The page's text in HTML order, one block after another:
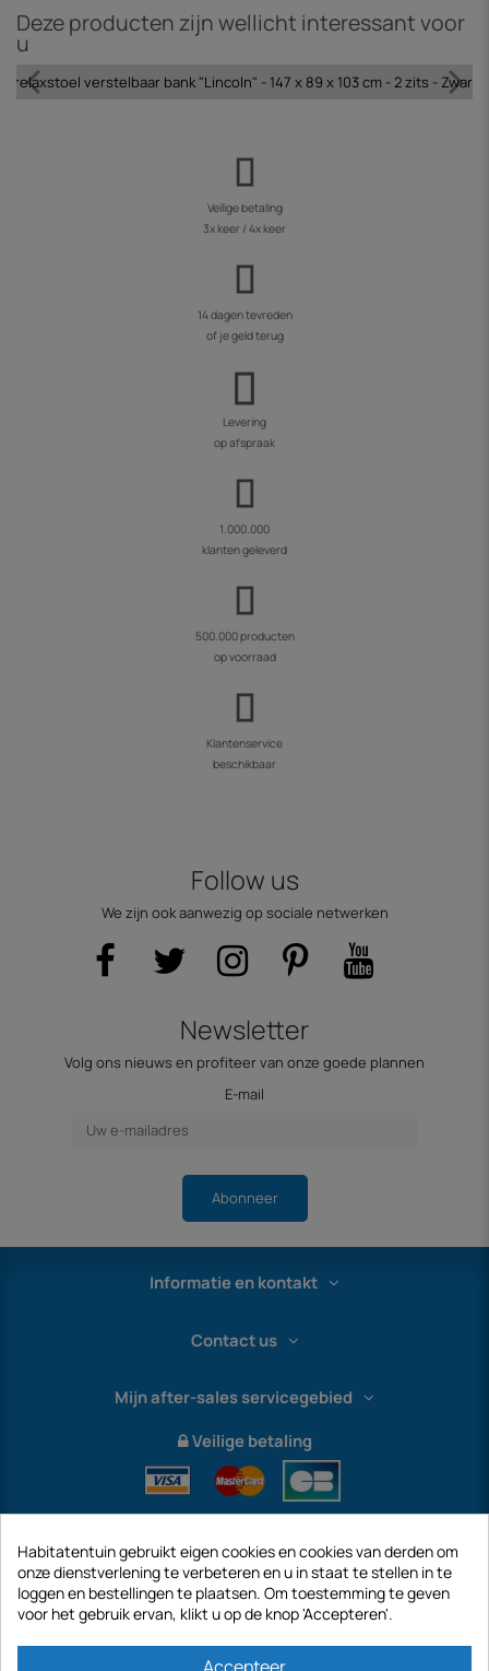
Deze producten zijn wellicht interessant voor
u
relaxstoel verstelbaar bank "Lincoln" - 147 x 89 x 103 cm - 2 zits - Zwart
Veilige betaling
3x keer / 4x keer
14 dagen tevreden
of je geld terug
Levering
op afspraak
1.000.000
klanten geleverd
500.000 producten
op voorraad
Klantenservice
beschikbaar
Follow us
We zijn ook aanwezig op sociale netwerken
Newsletter
Volg ons nieuws en profiteer van onze goede plannen
E-mail
Abonneer
Informatie en kontakt
Contact us
Mijn after-sales servicegebied
Veilige betaling
International
Habitatentuin gebruikt eigen cookies en cookies van derden om
onze dienstverlening te verbeteren en u in staat te stellen in te
loggen en bestellingen te plaatsen. Om toestemming te geven
voor het gebruik ervan, klikt u op de knop 'Accepteren'.